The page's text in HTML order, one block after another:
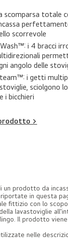
scomparsa totale
scorrevole
i 4 bracci
angolo delle
i getti
sciolgono
i bicchieri
>
un prodotto da
in questa
fittizio con lo
lavastoviglie
Il prodotto
nelle